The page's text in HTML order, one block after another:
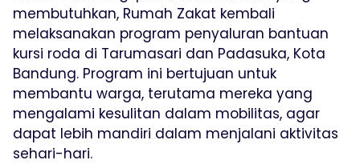
membutuhkan, Rumah Zakat kembali
melaksanakan program penyaluran bantuan
kursi roda di Tarumasari dan Padasuka, Kota
Bandung. Program ini bertujuan untuk
membantu warga, terutama mereka yang
mengalami kesulitan dalam mobilitas, agar
dapat lebih mandiri dalam menjalani aktivitas
sehari-hari.